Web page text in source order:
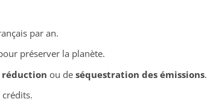
par an.
préserver la planète.
réduction ou de séquestration des émissions.